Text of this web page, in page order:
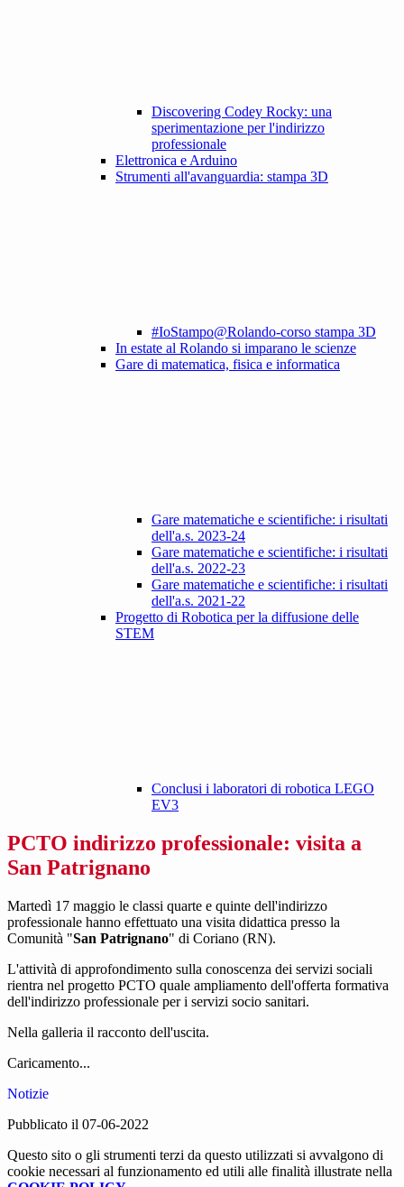
Discovering Codey Rocky: una
sperimentazione per l'indirizzo
professionale
Elettronica e Arduino
Strumenti all'avanguardia: stampa 3D
#IoStampo@Rolando-corso stampa 3D
In estate al Rolando si imparano le scienze
Gare di matematica, fisica e informatica
Gare matematiche e scientifiche: i risultati
dell'a.s. 2023-24
Gare matematiche e scientifiche: i risultati
dell'a.s. 2022-23
Gare matematiche e scientifiche: i risultati
dell'a.s. 2021-22
Progetto di Robotica per la diffusione delle
STEM
Conclusi i laboratori di robotica LEGO
EV3
PCTO indirizzo professionale: visita a
San Patrignano
Martedì 17 maggio le classi quarte e quinte dell'indirizzo
professionale hanno effettuato una visita didattica presso la
Comunità "San Patrignano" di Coriano (RN).
L'attività di approfondimento sulla conoscenza dei servizi sociali
rientra nel progetto PCTO quale ampliamento dell'offerta formativa
dell'indirizzo professionale per i servizi socio sanitari.
Nella galleria il racconto dell'uscita.
Caricamento...
Notizie
Pubblicato il 07-06-2022
Questo sito o gli strumenti terzi da questo utilizzati si avvalgono di
cookie necessari al funzionamento ed utili alle finalità illustrate nella